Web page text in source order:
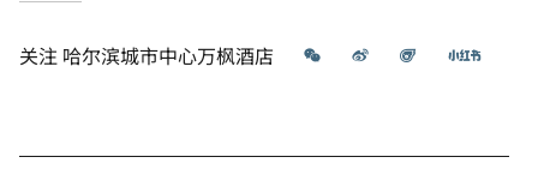
关注 哈尔滨城市中心万枫酒店 微信 微博 飞猪 小红书